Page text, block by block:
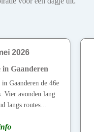
2026
in Gaanderen
Gaanderen de 46e
Vier avonden lang
langs routes...